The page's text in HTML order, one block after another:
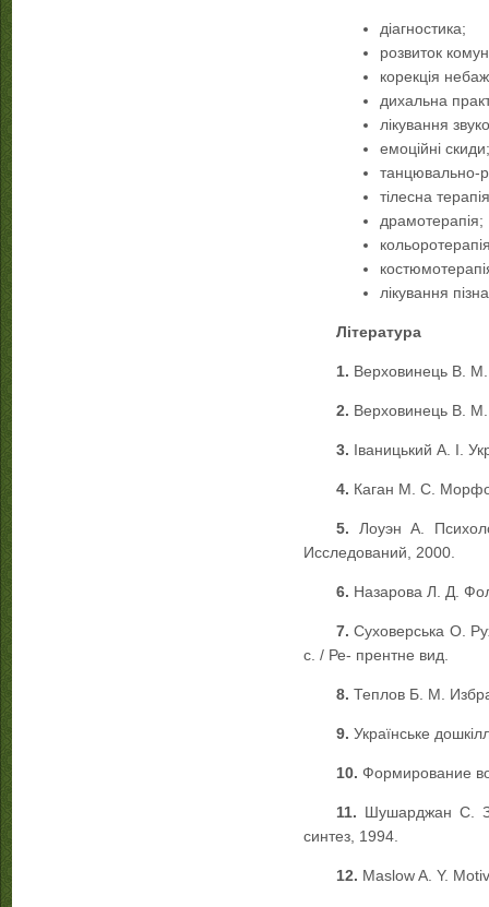
діагностика;
розвиток
корекція
дихальна
лікування
емоційні скиди;
танцювально-
тілесна
драмотерапія;
лікування
Література
1. Верховинець В. М.
2. Верховинець В.
3. Іваницький А. І.
4. Каган М. С.
5. Лоуэн А.
Исследований, 2000.
6. Назарова Л. Д.
7.Суховерська О.
с. / Ре- прентне вид.
8. Теплов Б. М.
9. Українське
10. Формирование
11. Шушарджан С.
синтез, 1994.
12. Maslow A. Y.